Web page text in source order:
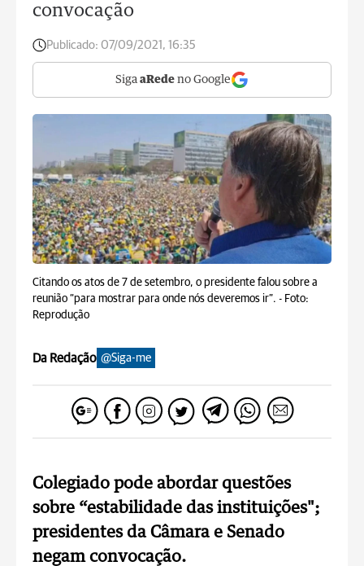
convocação
Publicado: 07/09/2021, 16:35
Siga aRede no Google
Citando os atos de 7 de setembro, o presidente falou sobre a
reunião “para mostrar para onde nós deveremos ir”. - Foto:
Reprodução
Da Redação @Siga-me
Colegiado pode abordar questões
sobre “estabilidade das instituições";
presidentes da Câmara e Senado
negam convocação.